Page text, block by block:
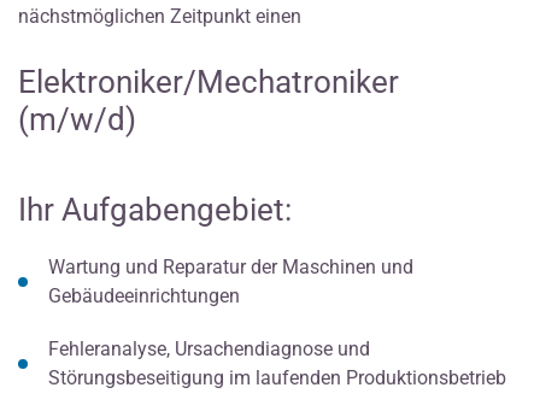
nächstmöglichen Zeitpunkt einen
Elektroniker/Mechatroniker
(m/w/d)
Ihr Aufgabengebiet:
Wartung und Reparatur der Maschinen und
Gebäudeeinrichtungen
Fehleranalyse, Ursachendiagnose und
Störungsbeseitigung im laufenden Produktionsbetrieb